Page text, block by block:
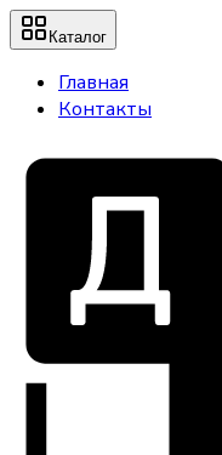
Каталог
Главная
Контакты